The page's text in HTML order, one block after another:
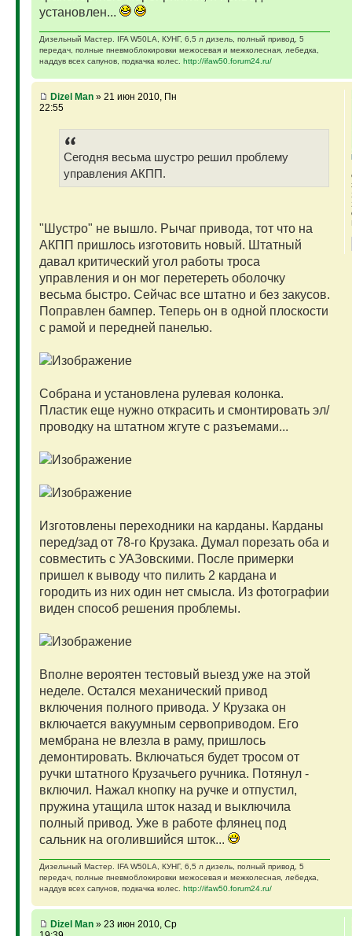
установлен...
Дизельный Мастер. IFA W50LA, КУНГ, 6,5 л дизель, полный привод, 5
передач, полные пневмоблокировки межосевая и межколесная, лебедка,
наддув всех сапунов, подкачка колес. http://ifaw50.forum24.ru/
Dizel Man» 21 июн 2010, Пн
22:55
Сегодня весьма шустро решил проблему
управления АКПП.
"Шустро" не вышло. Рычаг привода, тот что на
АКПП пришлось изготовить новый. Штатный
давал критический угол работы троса
управления и он мог перетереть оболочку
весьма быстро. Сейчас все штатно и без закусов.
Поправлен бампер. Теперь он в одной плоскости
с рамой и передней панелью.
Собрана и установлена рулевая колонка.
Пластик еще нужно открасить и смонтировать эл/
проводку на штатном жгуте с разъемами...
Изготовлены переходники на карданы. Карданы
перед/зад от 78-го Крузака. Думал порезать оба и
совместить с УАЗовскими. После примерки
пришел к выводу что пилить 2 кардана и
городить из них один нет смысла. Из фотографии
виден способ решения проблемы.
Вполне вероятен тестовый выезд уже на этой
неделе. Остался механический привод
включения полного привода. У Крузака он
включается вакуумным сервоприводом. Его
мембрана не влезла в раму, пришлось
демонтировать. Включаться будет тросом от
ручки штатного Крузачьего ручника. Потянул -
включил. Нажал кнопку на ручке и отпустил,
пружина утащила шток назад и выключила
полный привод. Уже в работе флянец под
сальник на оголившийся шток...
Дизельный Мастер. IFA W50LA, КУНГ, 6,5 л дизель, полный привод, 5
передач, полные пневмоблокировки межосевая и межколесная, лебедка,
наддув всех сапунов, подкачка колес. http://ifaw50.forum24.ru/
Dizel Man» 23 июн 2010, Ср